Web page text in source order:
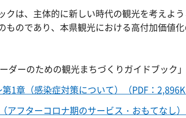
クは、主体的に新しい時代の観光を考えよ
ものであり、本県観光における高付加価値
ダーのための観光まちづくりガイドブック」
1章（感染症対策について）（PDF：
アフターコロナ期のサービス・おもてなし）